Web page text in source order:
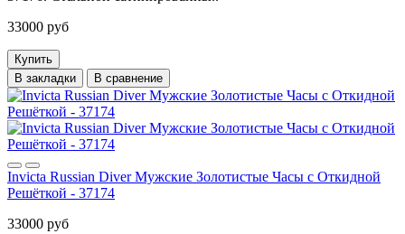
33000 руб
Купить
В закладки
В сравнение
Invicta Russian Diver Мужские Золотистые Часы с Откидной
Решёткой - 37174
33000 руб